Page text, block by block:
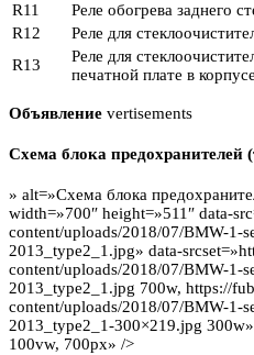
R11
Реле обогрева заднего
R12
Реле для
R13
Реле для
печатной плате в корпусе
Объявление vertisements
Схема блока предохранителей
» alt=»Схема блока
width=»700″ height=»511″ data-
content/uploads/2018/07/BMW-1-
2013_type2_1.jpg» data-
content/uploads/2018/07/BMW-1-
2013_type2_1.jpg 700w, https://
content/uploads/2018/07/BMW-1-
2013_type2_1-300×219.jpg
100vw, 700px» />